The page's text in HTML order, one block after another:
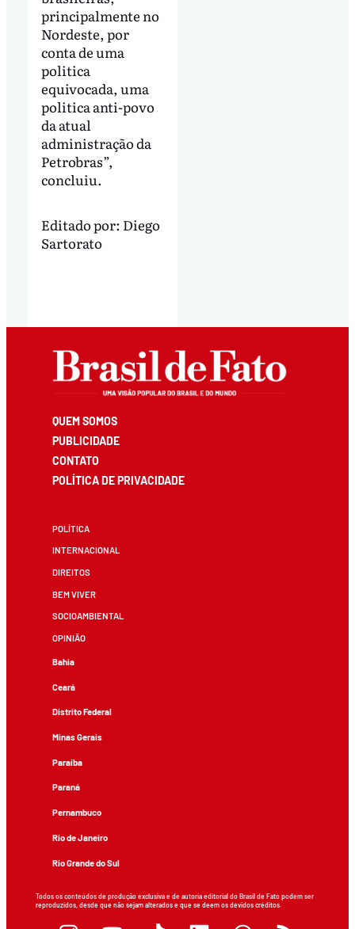
principalmente no
Nordeste, por
conta de uma
politica
equivocada, uma
politica anti-povo
da atual
administração da
Petrobras”,
concluiu.
Editado por: Diego
Sartorato
QUEM SOMOS
PUBLICIDADE
CONTATO
POLÍTICA DE PRIVACIDADE
POLÍTICA
INTERNACIONAL
DIREITOS
BEM VIVER
SOCIOAMBIENTAL
OPINIÃO
Bahia
Ceará
Distrito Federal
Minas Gerais
Paraíba
Paraná
Pernambuco
Rio de Janeiro
Rio Grande do Sul
Todos os conteúdos de produção exclusiva e de autoria editorial do Brasil de Fato podem ser
reproduzidos, desde que não sejam alterados e que se deem os devidos créditos.